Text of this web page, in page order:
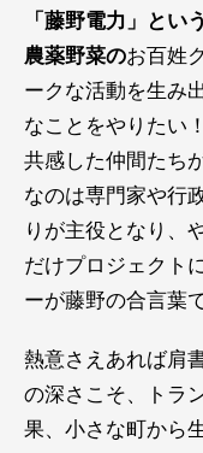
「藤野電力」とい
農薬野菜のお百姓
ークな活動を生み
なことをやりたい
共感した仲間たち
なのは専門家や行
りが主役となり、
だけプロジェクト
ーが藤野の合言葉
熱意さえあれば肩
の深さこそ、トラ
果、小さな町から